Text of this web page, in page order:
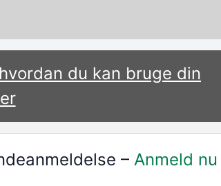
du kan bruge din
– Anmeld nu